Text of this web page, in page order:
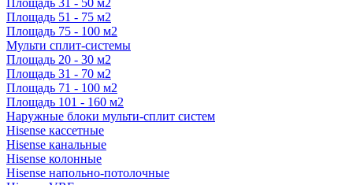
Площадь 31 - 50 м2
Площадь 51 - 75 м2
Площадь 75 - 100 м2
Мульти сплит-системы
Площадь 20 - 30 м2
Площадь 31 - 70 м2
Площадь 71 - 100 м2
Площадь 101 - 160 м2
Наружные блоки мульти-сплит систем
Hisense кассетные
Hisense канальные
Hisense колонные
Hisense напольно-потолочные